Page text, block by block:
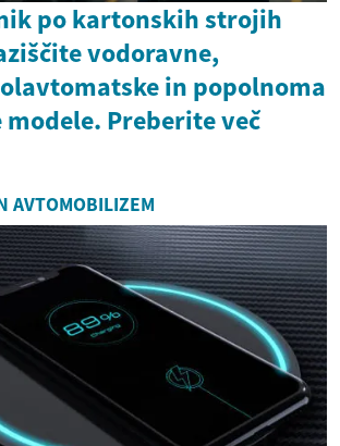
po kartonskih strojih
vodoravne,
in popolnoma
Preberite več
AVTOMOBILIZEM